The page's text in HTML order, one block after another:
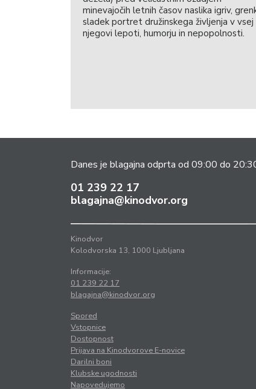
minevajočih letnih časov naslika igriv,
sladek portret družinskega življenja v vsej
njegovi lepoti, humorju in nepopolnosti.
Danes je blagajna odprta od 09:00 do
01 239 22 17
blagajna@kinodvor.org
Kinodvor
Kolodvorska 13, 1000 Ljubljana
Informacije:
01 239 22 17
blagajna@kinodvor.org
Spored
Vstopnice
Dostopnost
Prijava na Kinodvorove E-novice
Darilni boni
Klubske ugodnosti
Napovedujemo